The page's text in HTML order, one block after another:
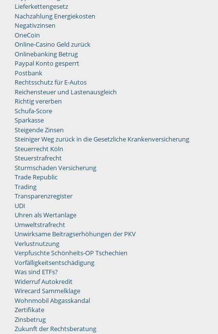
Lieferkettengesetz
Nachzahlung Energiekosten
Negativzinsen
OneCoin
Online-Casino Geld zurück
Onlinebanking Betrug
Paypal Konto gesperrt
Postbank
Rechtsschutz für E-Autos
Reichensteuer und Lastenausgleich
Richtig vererben
Schufa-Score
Sparkasse
Steigende Zinsen
Steiniger Weg zurück in die Gesetzliche Krankenversicherung
Steuerrecht Köln
Steuerstrafrecht
Sturmschaden Versicherung
Trade Republic
Trading
Transparenzregister
UDI
Uhren als Wertanlage
Umweltstrafrecht
Unwirksame Beitragserhöhungen der PKV
Verlustnutzung
Verpfuschte Schönheits-OP Tschechien
Vorfälligkeitsentschädigung
Was sind ETFs?
Widerruf Autokredit
Wirecard Sammelklage
Wohnmobil Abgasskandal
Zertifikate
Zinsbetrug
Zukunft der Rechtsberatung